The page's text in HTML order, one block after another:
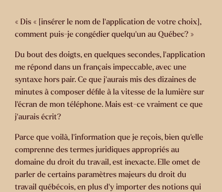
« Dis « [insérer le nom de l’application de votre choix],
comment puis-je congédier quelqu’un au Québec? »
Du bout des doigts, en quelques secondes, l’application
me répond dans un français impeccable, avec une
syntaxe hors pair. Ce que j’aurais mis des dizaines de
minutes à composer défile à la vitesse de la lumière sur
l’écran de mon téléphone. Mais est-ce vraiment ce que
j’aurais écrit?
Parce que voilà, l’information que je reçois, bien qu’elle
comprenne des termes juridiques appropriés au
domaine du droit du travail, est inexacte. Elle omet de
parler de certains paramètres majeurs du droit du
travail québécois, en plus d’y importer des notions qui